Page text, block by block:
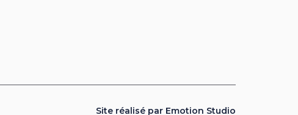
Site réalisé par Emotion Studio